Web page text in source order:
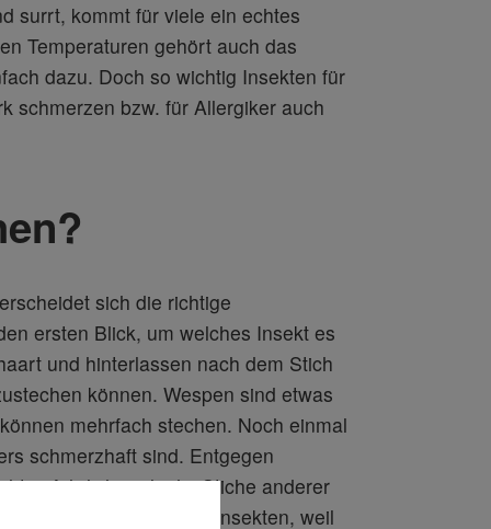
surrt, kommt für viele ein echtes
Temperaturen gehört auch das
dazu. Doch so wichtig Insekten für
schmerzen bzw. für Allergiker auch
sich die richtige
ersten Blick, um welches Insekt es
und hinterlassen nach dem Stich
können. Wespen sind etwas
mehrfach stechen. Noch einmal
schmerzhaft sind. Entgegen
gefährlicher als die Stiche anderer
den bereits genannten Insekten, weil